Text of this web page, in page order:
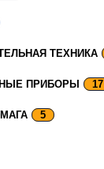
ТЕХНИКА
ПРИБОРЫ 17
5